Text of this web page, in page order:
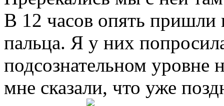
В 12 часов опять пришли
пальца. Я у них
подсознательном уровне
мне сказали, что уже